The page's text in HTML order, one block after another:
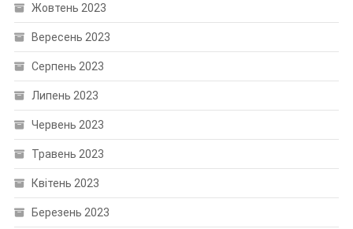
Жовтень 2023
Вересень 2023
Серпень 2023
Липень 2023
Червень 2023
Травень 2023
Квітень 2023
Березень 2023